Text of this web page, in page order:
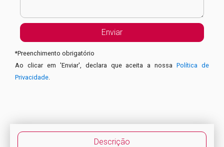
*Preenchimento obrigatório
Ao clicar em 'Enviar', declara que aceita a nossaPolítica de
Privacidade
Descrição